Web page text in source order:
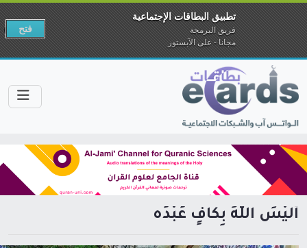
أَلَيْسَ اللَّهُ بِكَافٍ عَبْدَه
تطبيق البطاقات الإجتماعية
فريق البرمجة
مجانا - على الآبستور
فتح